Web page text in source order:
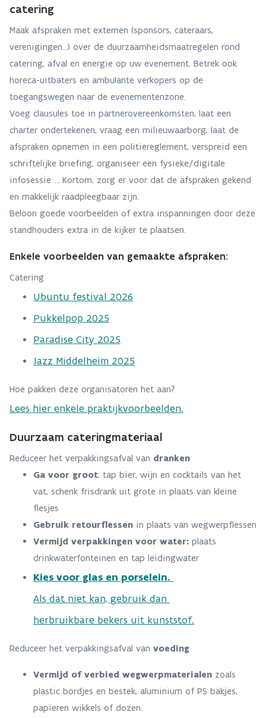
catering
Maak afspraken met externen (sponsors, cateraars,
verenigingen…) over de duurzaamheidsmaatregelen rond
catering, afval en energie op uw evenement. Betrek ook
horeca-uitbaters en ambulante verkopers op de
toegangswegen naar de evenementenzone.
Voeg clausules toe in partnerovereenkomsten, laat een
charter ondertekenen, vraag een milieuwaarborg, laat de
afspraken opnemen in een politiereglement, verspreid een
schriftelijke briefing, organiseer een fysieke/digitale
infosessie … Kortom, zorg er voor dat de afspraken gekend
en makkelijk raadpleegbaar zijn.
Beloon goede voorbeelden of extra inspanningen door deze
standhouders extra in de kijker te plaatsen.
Enkele voorbeelden van gemaakte afspraken:
Catering
Ubuntu festival 2026
Pukkelpop 2025
Paradise City 2025
Jazz Middelheim 2025
Hoe pakken deze organisatoren het aan?
Lees hier enkele praktijkvoorbeelden.
Duurzaam cateringmateriaal
Reduceer het verpakkingsafval van dranken
Ga voor groot: tap bier, wijn en cocktails van het
vat, schenk frisdrank uit grote in plaats van kleine
flesjes
Gebruik retourflessen in plaats van wegwerpflessen
Vermijd verpakkingen voor water: plaats
drinkwaterfonteinen en tap leidingwater
Kies voor glas en porselein.
Als dat niet kan, gebruik dan
herbruikbare bekers uit kunststof.
Reduceer het verpakkingsafval van voeding
Vermijd of verbied wegwerpmaterialen zoals
plastic bordjes en bestek, aluminium of PS bakjes,
papieren wikkels of dozen.